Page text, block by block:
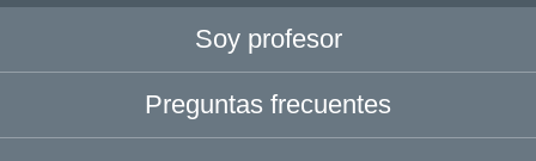
Soy profesor
Preguntas frecuentes